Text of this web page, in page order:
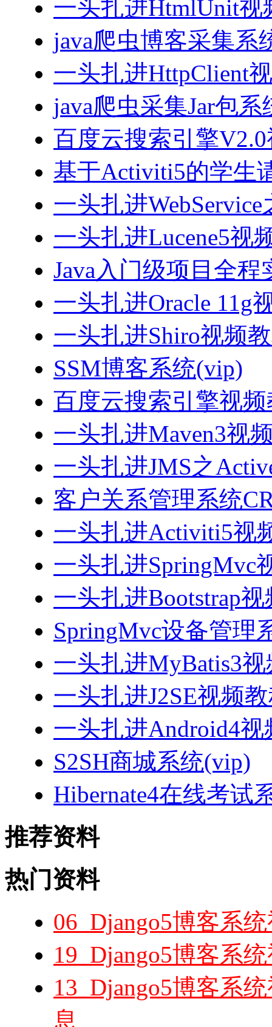
一头扎进HtmlUnit视
java爬虫博客采集系
一头扎进HttpClient
java爬虫采集Jar包
百度云搜索引擎
基于Activiti5的学生
一头扎进
一头扎进Lucene5视
Java入门级项目全程
一头扎进Oracle 11g
一头扎进Shiro视频
SSM博客系统(vip)
百度云搜索引擎视
一头扎进Maven3视
一头扎进JMS之
客户关系管理系统
一头扎进Activiti5视
一头扎进SpringMvc
一头扎进Bootstrap
SpringMvc设备管理
一头扎进MyBatis3
一头扎进J2SE视频
一头扎进Android4视
S2SH商城系统(vip)
Hibernate4在线考试
推荐资料
热门资料
06_Django5博客系
19_Django5博客系
13_Django5博客系
息